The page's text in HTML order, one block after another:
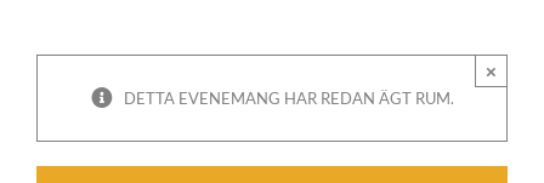
DETTA EVENEMANG HAR REDAN ÄGT RUM.
×